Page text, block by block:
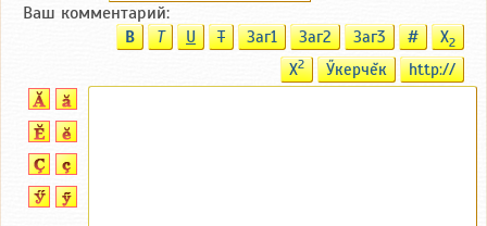
Ваш комментарий:
B T U T Заг1 Заг2 Заг3 # X2
X2 Ӳкерчĕк http://